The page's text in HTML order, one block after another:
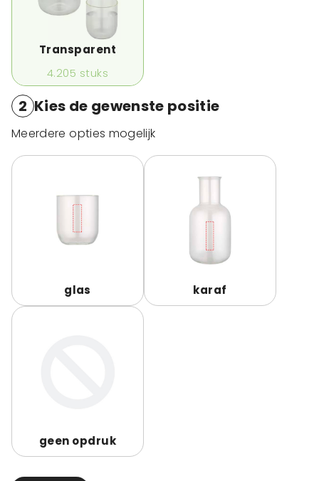
Transparent
4.205 stuks
2 Kies de gewenste positie
Meerdere opties mogelijk
glas karaf
geen opdruk